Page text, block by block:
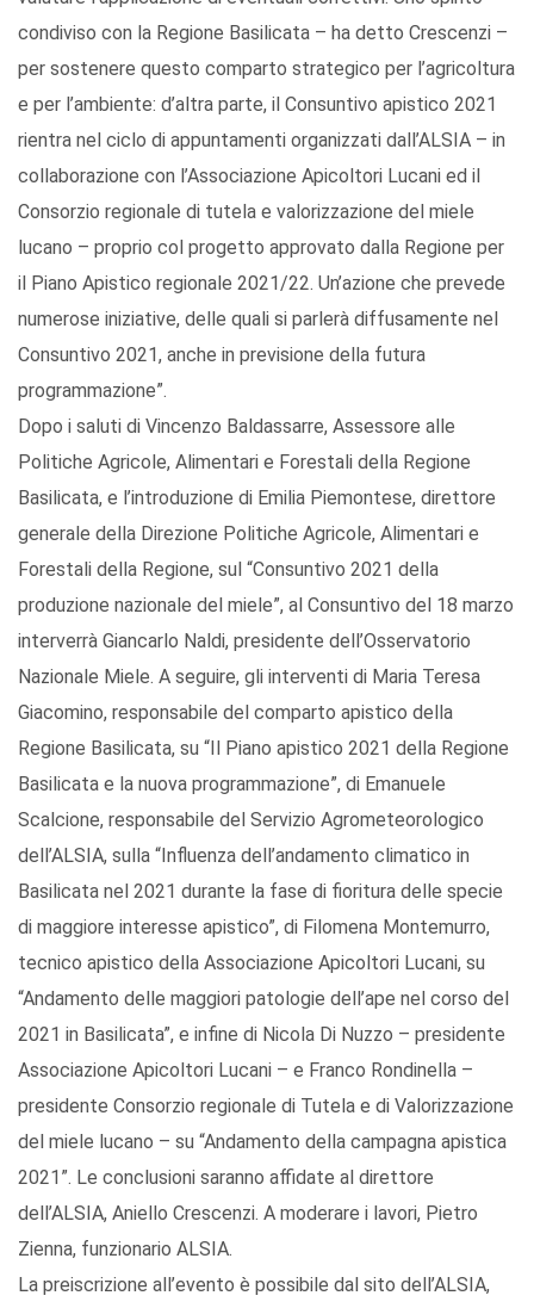
condiviso con la Regione Basilicata – ha detto Crescenzi –
per sostenere questo comparto strategico per l’agricoltura
e per l’ambiente: d’altra parte, il Consuntivo apistico 2021
rientra nel ciclo di appuntamenti organizzati dall’ALSIA – in
collaborazione con l’Associazione Apicoltori Lucani ed il
Consorzio regionale di tutela e valorizzazione del miele
lucano – proprio col progetto approvato dalla Regione per
il Piano Apistico regionale 2021/22. Un’azione che prevede
numerose iniziative, delle quali si parlerà diffusamente nel
Consuntivo 2021, anche in previsione della futura
programmazione”.
Dopo i saluti di Vincenzo Baldassarre, Assessore alle
Politiche Agricole, Alimentari e Forestali della Regione
Basilicata, e l’introduzione di Emilia Piemontese, direttore
generale della Direzione Politiche Agricole, Alimentari e
Forestali della Regione, sul “Consuntivo 2021 della
produzione nazionale del miele”, al Consuntivo del 18 marzo
interverrà Giancarlo Naldi, presidente dell’Osservatorio
Nazionale Miele. A seguire, gli interventi di Maria Teresa
Giacomino, responsabile del comparto apistico della
Regione Basilicata, su “Il Piano apistico 2021 della Regione
Basilicata e la nuova programmazione”, di Emanuele
Scalcione, responsabile del Servizio Agrometeorologico
dell’ALSIA, sulla “Influenza dell’andamento climatico in
Basilicata nel 2021 durante la fase di fioritura delle specie
di maggiore interesse apistico”, di Filomena Montemurro,
tecnico apistico della Associazione Apicoltori Lucani, su
“Andamento delle maggiori patologie dell’ape nel corso del
2021 in Basilicata”, e infine di Nicola Di Nuzzo – presidente
Associazione Apicoltori Lucani – e Franco Rondinella –
presidente Consorzio regionale di Tutela e di Valorizzazione
del miele lucano – su “Andamento della campagna apistica
2021”. Le conclusioni saranno affidate al direttore
dell’ALSIA, Aniello Crescenzi. A moderare i lavori, Pietro
Zienna, funzionario ALSIA.
La preiscrizione all’evento è possibile dal sito dell’ALSIA,